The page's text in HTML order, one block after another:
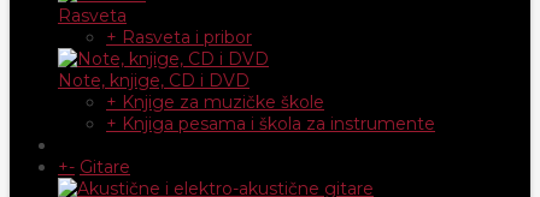
Rasveta
+ Rasveta i pribor
Note, knjige, CD i DVD
+ Knjige za muzičke škole
+ Knjiga pesama i škola za instrumente
+- Gitare